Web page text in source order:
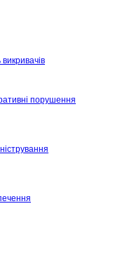
порушення